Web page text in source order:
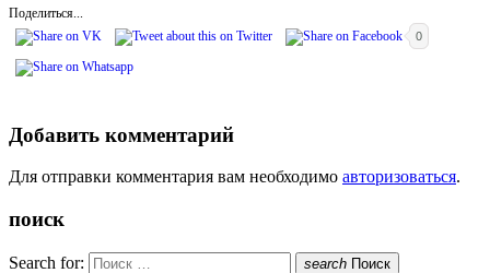
Поделиться...
0
Добавить комментарий
Для отправки комментария вам необходимо авторизоваться.
поиск
Search for: search Поиск